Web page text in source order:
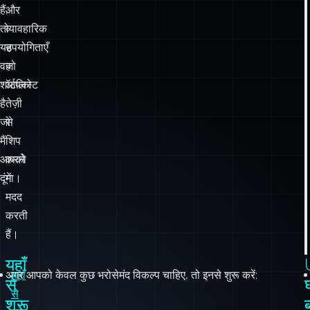
हैं,
तो
यह
वह
शॉर्टलिस्ट
है
जो
मैं
आपको
दूंगा।
और
व्यावहारिक
उपयोगिताएँ
जो
आपको
तेज़ी
से
शिप
करने
में
मदद
करती
हैं।
यहाँ
से
यहाँ
से
शुरू
अगर आपको केवल कुछ भरोसेमंद विकल्प चाहिए, तो इनसे शुरू करें: